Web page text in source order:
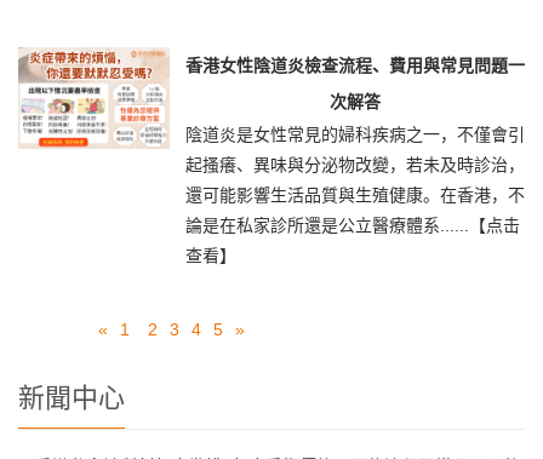
香港女性陰道炎檢查流程、費用與常見問題一
次解答
陰道炎是女性常見的婦科疾病之一，不僅會引
起搔癢、異味與分泌物改變，若未及時診治，
還可能影響生活品質與生殖健康。在香港，不
論是在私家診所還是公立醫療體系......
【点击
查看】
« 1 2 3 4 5 »
新聞中心